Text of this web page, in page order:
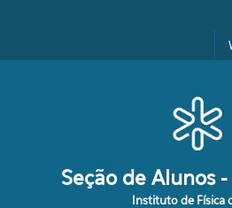
Formulário
Seção de Alunos
Instituto de Física